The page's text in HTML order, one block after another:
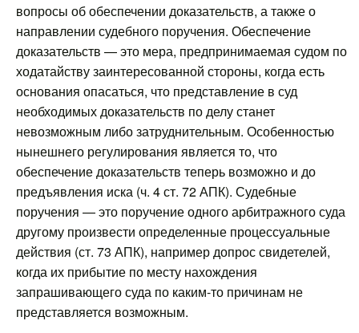
вопросы об обеспечении доказательств, а также о
направлении судебного поручения. Обеспечение
доказательств — это мера, предпринимаемая судом по
ходатайству заинтересованной стороны, когда есть
основания опасаться, что представление в суд
необходимых доказательств по делу станет
невозможным либо затруднительным. Особенностью
нынешнего регулирования является то, что
обеспечение доказательств теперь возможно и до
предъявления иска (ч. 4 ст. 72 АПК). Судебные
поручения — это поручение одного арбитражного суда
другому произвести определенные процессуальные
действия (ст. 73 АПК), например допрос свидетелей,
когда их прибытие по месту нахождения
запрашивающего суда по каким-то причинам не
представляется возможным.